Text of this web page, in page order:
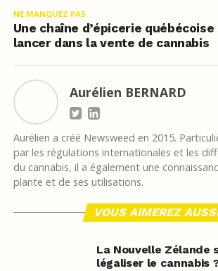
NE MANQUEZ PAS
Une chaîne d’épicerie
lancer dans la vente de cannabis
Aurélien BERNARD
Aurélien a créé Newsweed en 2015.
par les régulations internationales et les
du cannabis, il a également une
plante et de ses utilisations.
VOUS AIMEREZ
La Nouvelle Zélande
légaliser le cannabis